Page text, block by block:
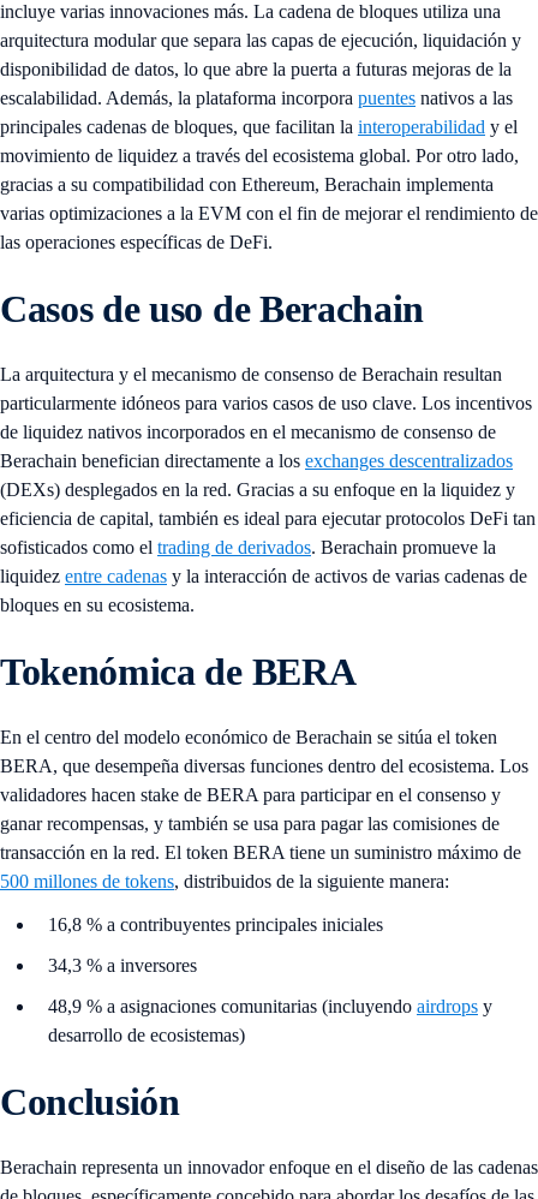
incluye varias innovaciones más. La cadena de bloques utiliza una
arquitectura modular que separa las capas de ejecución, liquidación y
disponibilidad de datos, lo que abre la puerta a futuras mejoras de la
escalabilidad. Además, la plataforma incorpora puentes nativos a las
principales cadenas de bloques, que facilitan la interoperabilidad y el
movimiento de liquidez a través del ecosistema global. Por otro lado,
gracias a su compatibilidad con Ethereum, Berachain implementa
varias optimizaciones a la EVM con el fin de mejorar el rendimiento de
las operaciones específicas de DeFi.
Casos de uso de Berachain
La arquitectura y el mecanismo de consenso de Berachain resultan
particularmente idóneos para varios casos de uso clave. Los incentivos
de liquidez nativos incorporados en el mecanismo de consenso de
Berachain benefician directamente a los exchanges descentralizados
(DEXs) desplegados en la red. Gracias a su enfoque en la liquidez y
eficiencia de capital, también es ideal para ejecutar protocolos DeFi tan
sofisticados como el trading de derivados. Berachain promueve la
liquidez entre cadenas y la interacción de activos de varias cadenas de
bloques en su ecosistema.
Tokenómica de BERA
En el centro del modelo económico de Berachain se sitúa el token
BERA, que desempeña diversas funciones dentro del ecosistema. Los
validadores hacen stake de BERA para participar en el consenso y
ganar recompensas, y también se usa para pagar las comisiones de
transacción en la red. El token BERA tiene un suministro máximo de
500 millones de tokens, distribuidos de la siguiente manera:
16,8 % a contribuyentes principales iniciales
34,3 % a inversores
48,9 % a asignaciones comunitarias (incluyendo airdrops y
desarrollo de ecosistemas)
Conclusión
Berachain representa un innovador enfoque en el diseño de las cadenas